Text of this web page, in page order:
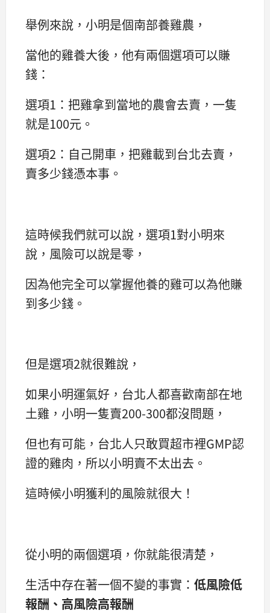
舉例來說，小明是個南部養雞農，
當他的雞養大後，他有兩個選項可以賺
錢：
選項1：把雞拿到當地的農會去賣，一隻
就是100元。
選項2：自己開車，把雞載到台北去賣，
賣多少錢憑本事。
這時候我們就可以說，選項1對小明來
說，風險可以說是零，
因為他完全可以掌握他養的雞可以為他賺
到多少錢。
但是選項2就很難說，
如果小明運氣好，台北人都喜歡南部在地
土雞，小明一隻賣200-300都沒問題，
但也有可能，台北人只敢買超市裡GMP認
證的雞肉，所以小明賣不太出去。
這時候小明獲利的風險就很大！
從小明的兩個選項，你就能很清楚，
生活中存在著一個不變的事實： 低風險低
報酬、高風險高報酬